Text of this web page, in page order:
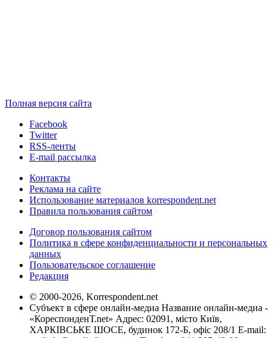
Полная версия сайта
Facebook
Twitter
RSS-ленты
E-mail рассылка
Контакты
Реклама на сайте
Использование материалов korrespondent.net
Правила пользования сайтом
Договор пользования сайтом
Политика в сфере конфиденциальности и персональных
данных
Пользовательское соглашение
Редакция
© 2000-2026, Korrespondent.net
Субъект в сфере онлайн-медиа Название онлайн-медиа -
«КореспонденТ.net» Адрес: 02091, місто Київ,
ХАРКІВСЬКЕ ШОСЕ, будинок 172-Б, офіс 208/1 E-mail: